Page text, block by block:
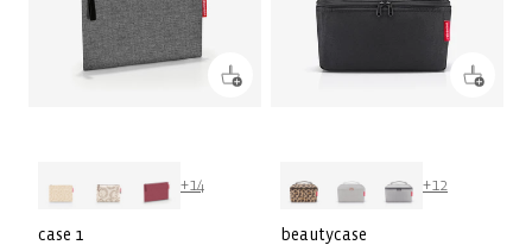
+14
case 1
+12
beautycase